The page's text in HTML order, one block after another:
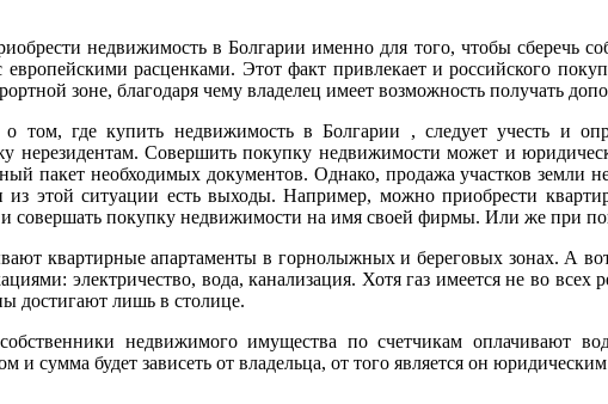
недвижимость в Болгарии именно для того, чтобы сберечь
расценками. Этот факт привлекает и российского
зоне, благодаря чему владелец имеет возможность получать
том, где купить недвижимость в Болгарии , следует учесть и
нерезидентам. Совершить покупку недвижимости может и
пакет необходимых документов. Однако, продажа участков земли
этой ситуации есть выходы. Например, можно приобрести
и совершать покупку недвижимости на имя своей фирмы. Или же при
квартирные апартаменты в горнолыжных и береговых зонах. А
электричество, вода, канализация. Хотя газ имеется не во
достигают лишь в столице.
недвижимого имущества по счетчикам оплачивают
и сумма будет зависеть от владельца, от того является он